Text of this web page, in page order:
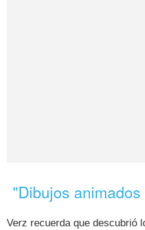
"Dibujos
Verz recuerda que descubrió